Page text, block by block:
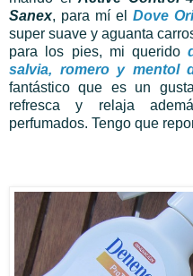
Sanex, para mí el Dove
super suave y aguanta
para los pies, mi querido
salvia, romero y mentol
fantástico que es un
refresca y relaja
perfumados. Tengo que